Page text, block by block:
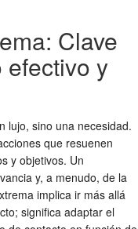
Clave
y
lujo, sino una necesidad.
que resuenen
y objetivos. Un
y, a menudo, de la
implica ir más allá
significa adaptar el